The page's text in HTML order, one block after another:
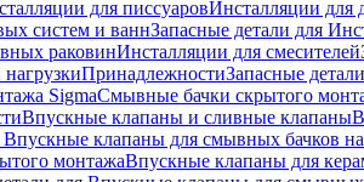
для писсуаровИнсталляции для
систем и ваннЗапасные детали для
раковинИнсталляции для смесителей
ПринадлежностиЗапасные
SigmaСмывные бачки скрытого
Впускные клапаны и сливные клапаны
Впускные клапаны для смывных бачков
монтажаВпускные клапаны для